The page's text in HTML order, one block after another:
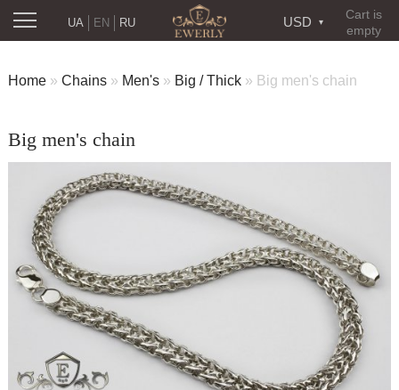
Cart is
empty
USD
RU
UA EN
Home » Chains » Men's » Big / Thick » Big men's chain
Big men's chain